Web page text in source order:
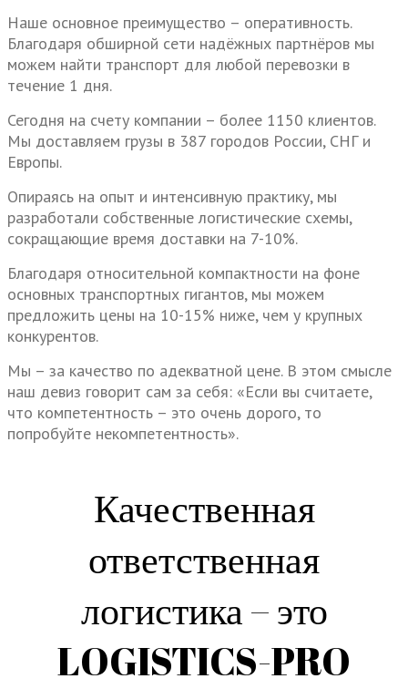
Наше основное преимущество – оперативность.
Благодаря обширной сети надёжных партнёров мы
можем найти транспорт для любой перевозки в
течение 1 дня.
Сегодня на счету компании – более 1150 клиентов.
Мы доставляем грузы в 387 городов России, СНГ и
Европы.
Опираясь на опыт и интенсивную практику, мы
разработали собственные логистические схемы,
сокращающие время доставки на 7-10%.
Благодаря относительной компактности на фоне
основных транспортных гигантов, мы можем
предложить цены на 10-15% ниже, чем у крупных
конкурентов.
Мы – за качество по адекватной цене. В этом смысле
наш девиз говорит сам за себя: «Если вы считаете,
что компетентность – это очень дорого, то
попробуйте некомпетентность».
Качественная
ответственная
логистика – это
LOGISTICS-PRO